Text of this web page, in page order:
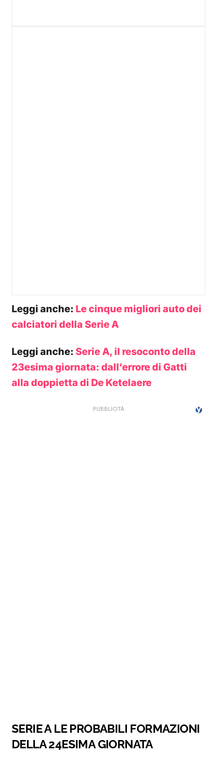
Leggi anche: Le cinque migliori auto dei
calciatori della Serie A
Leggi anche: Serie A, il resoconto della
23esima giornata: dall’errore di Gatti
alla doppietta di De Ketelaere
SERIE A LE PROBABILI FORMAZIONI
DELLA 24ESIMA GIORNATA